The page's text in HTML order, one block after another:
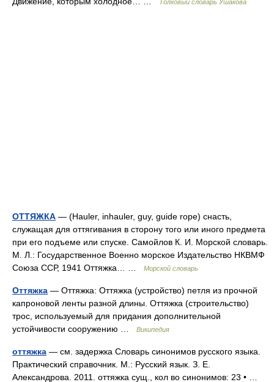
Толковый словарь Ушакова
ОТТЯЖКА — (Hauler, inhauler, guy, guide rope) снасть,
служащая для оттягивания в сторону того или иного предмета
при его подъеме или спуске. Самойлов К. И. Морской словарь.
М. Л.: Государственное Военно морское Издательство НКВМФ
Союза ССР, 1941 Оттяжка… …
Морской словарь
Оттяжка — Оттяжка: Оттяжка (устройство) петля из прочной
капроновой ленты разной длины. Оттяжка (строительство)
трос, используемый для придания дополнительной
устойчивости сооружению …
Википедия
оттяжка — см. задержка Словарь синонимов русского языка.
Практический справочник. М.: Русский язык. З. Е.
Александрова. 2011. оттяжка сущ., кол во синонимов: 23 • …